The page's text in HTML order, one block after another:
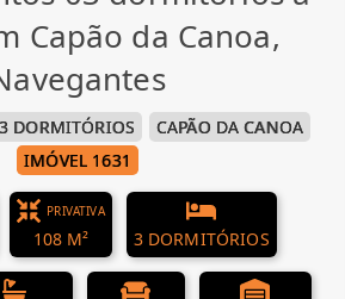
Capão da Canoa,
DORMITÓRIOS
CAPÃO DA CANOA
IMÓVEL 1631
PRIVATIVA
108 M² 3 DORMITÓRIOS